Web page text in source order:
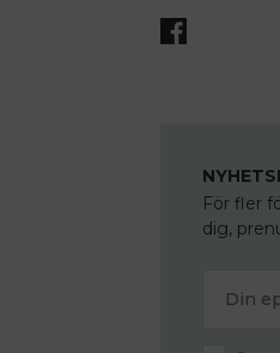
För fler
dig,